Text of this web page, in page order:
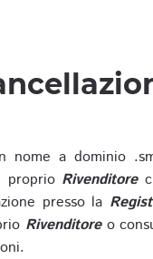
nome a dominio
proprio Rivenditore
presso la
Rivenditoreo